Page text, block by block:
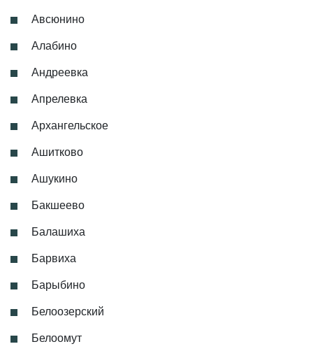
Авсюнино
Алабино
Андреевка
Апрелевка
Архангельское
Ашитково
Ашукино
Бакшеево
Балашиха
Барвиха
Барыбино
Белоозерский
Белоомут